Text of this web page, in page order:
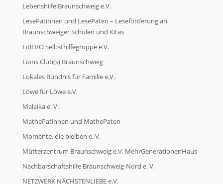
Lebenshilfe Braunschweig e.V.
LesePatinnen und LesePaten – Leseförderung an
Braunschweiger Schulen und Kitas
LiBERO Selbsthilfegruppe e.V.
Lions Club(s) Braunschweig
Lokales Bündnis für Familie e.V.
Löwe für Löwe e.V.
Malaika e. V.
MathePatinnen und MathePaten
Momente, die bleiben e. V.
Mütterzentrum Braunschweig e.V. MehrGenerationenHaus
Nachbarschaftshilfe Braunschweig-Nord e. V.
NETZWERK NÄCHSTENLIEBE e.V.